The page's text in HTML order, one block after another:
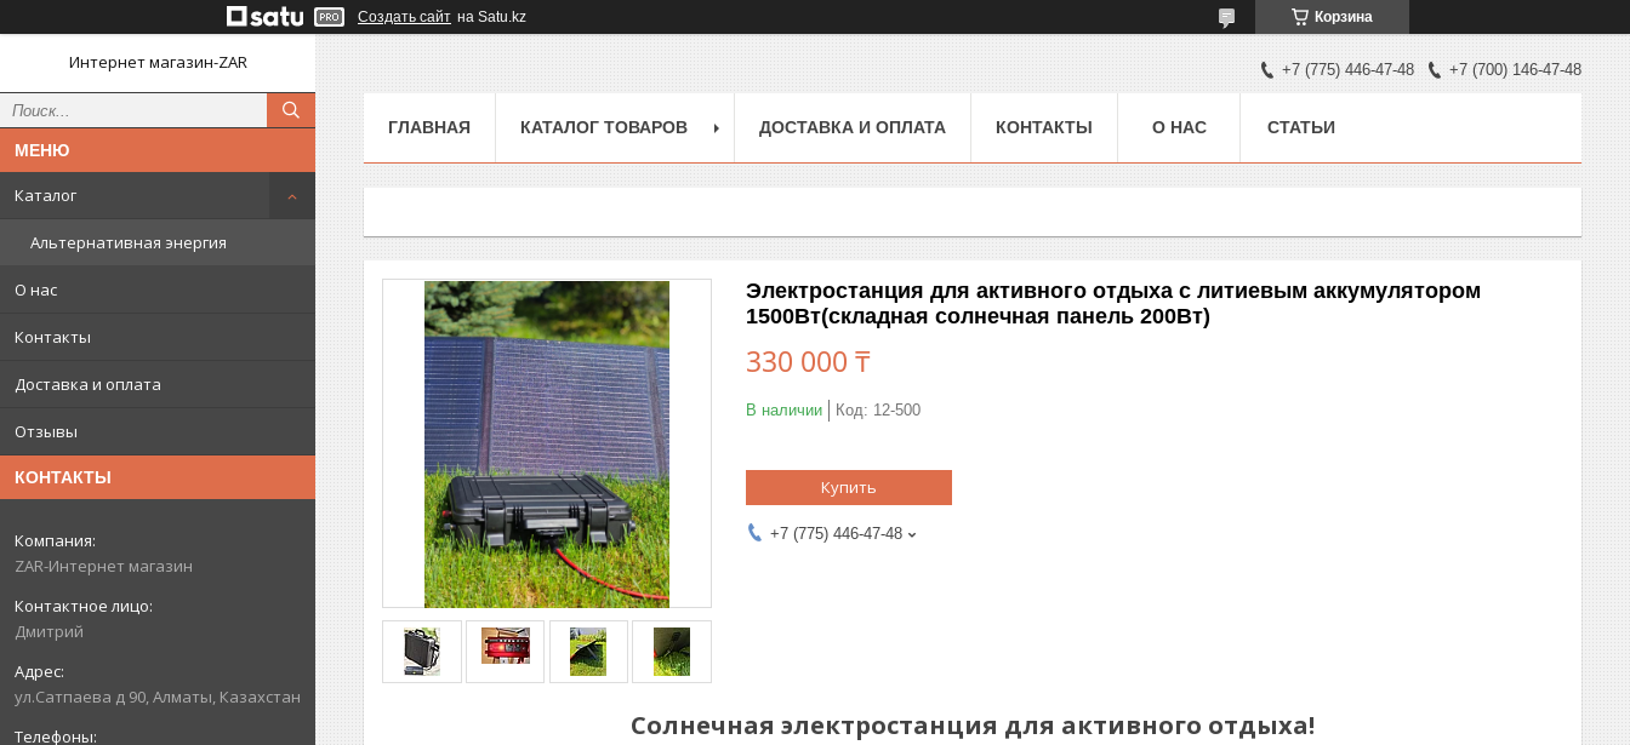
Создать сайт на Satu.kz Корзина
Интернет магазин-ZAR
Каталог
Альтернативная энергия
О нас
Контакты
Доставка и оплата
Отзывы
КОНТАКТЫ
ZAR-Интернет магазин
Дмитрий
ул.Сатпаева д 90, Алматы, Казахстан
+7 (775) 446-47-48 +7 (700) 146-47-48
ГЛАВНАЯ КАТАЛОГ ТОВАРОВ ДОСТАВКА И ОПЛАТА КОНТАКТЫ О НАС СТАТЬИ
Электростанция для активного отдыха с литиевым аккумулятором
1500Вт(складная солнечная панель 200Вт)
330 000 ₸
В наличии Код: 12-500
Купить
+7 (775) 446-47-48
Солнечная электростанция для активного отдыха!